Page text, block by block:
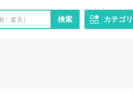
検索 カテゴリ